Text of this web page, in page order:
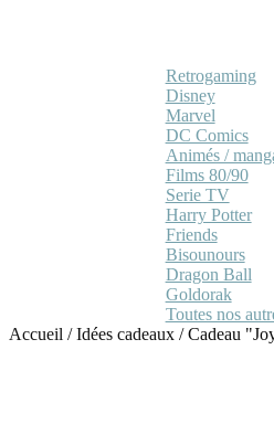
Retrogaming
Disney
Marvel
DC Comics
Animés /
Films 80/90
Serie TV
Harry Potter
Friends
Bisounours
Dragon Ball
Goldorak
Toutes nos
Accueil /Idées cadeaux /Cadeau